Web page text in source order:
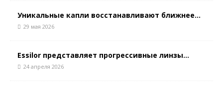
Уникальные капли восстанавливают ближнее...
29 мая 2026
Essilor представляет прогрессивные линзы...
24 апреля 2026